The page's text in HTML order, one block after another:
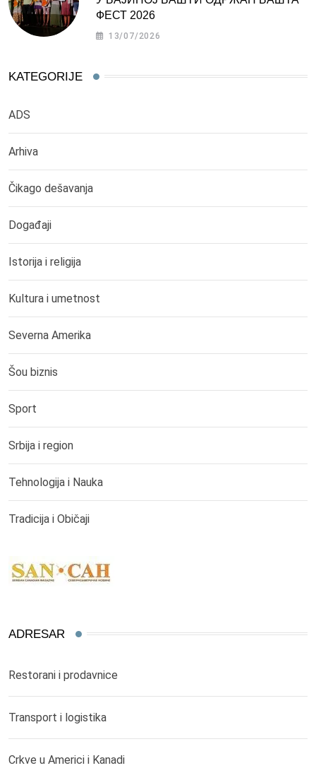
ФЕСТ 2026
13/07/2026
KATEGORIJE
ADS
Arhiva
Čikago dešavanja
Događaji
Istorija i religija
Kultura i umetnost
Severna Amerika
Šou biznis
Sport
Srbija i region
Tehnologija i Nauka
Tradicija i Običaji
ADRESAR
Restorani i prodavnice
Transport i logistika
Crkve u Americi i Kanadi